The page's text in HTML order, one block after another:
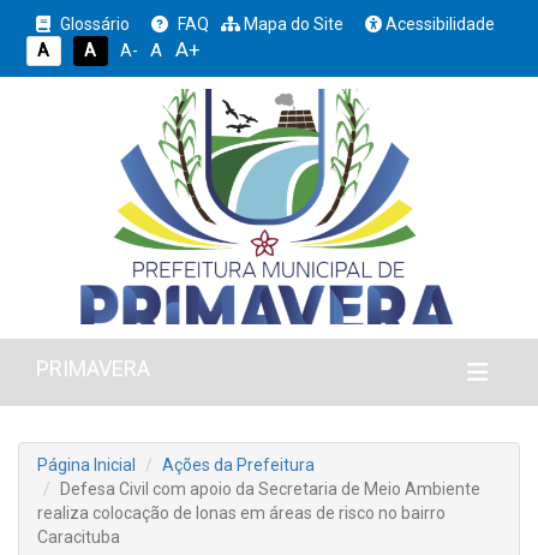
Glossário FAQ Mapa do Site
Acessibilidade
A
A A- A A+
PRIMAVERA
Página Inicial
Ações da Prefeitura
Defesa Civil com apoio da Secretaria de Meio Ambiente
realiza colocação de lonas em áreas de risco no bairro
Caracituba